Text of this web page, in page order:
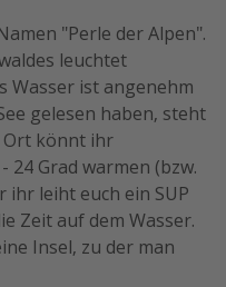
"Perle der Alpen".
leuchtet
ist angenehm
gelesen haben, steht
Ort könnt ihr
24 Grad warmen (bzw.
ihr leiht euch ein SUP
Zeit auf dem Wasser.
Insel, zu der man